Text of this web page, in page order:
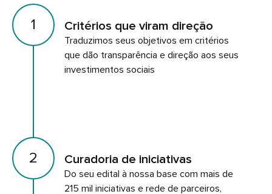
1 Critérios que viram direção
Traduzimos seus objetivos em critérios
que dão transparência e direção aos seus
investimentos sociais
2 Curadoria de iniciativas
Do seu edital à nossa base com mais de
215 mil iniciativas e rede de parceiros,